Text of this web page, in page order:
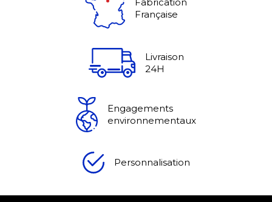
Française
Livraison
24H
Engagements
environnementaux
Personnalisation